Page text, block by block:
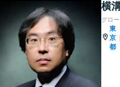
横
グロ
東
京
都